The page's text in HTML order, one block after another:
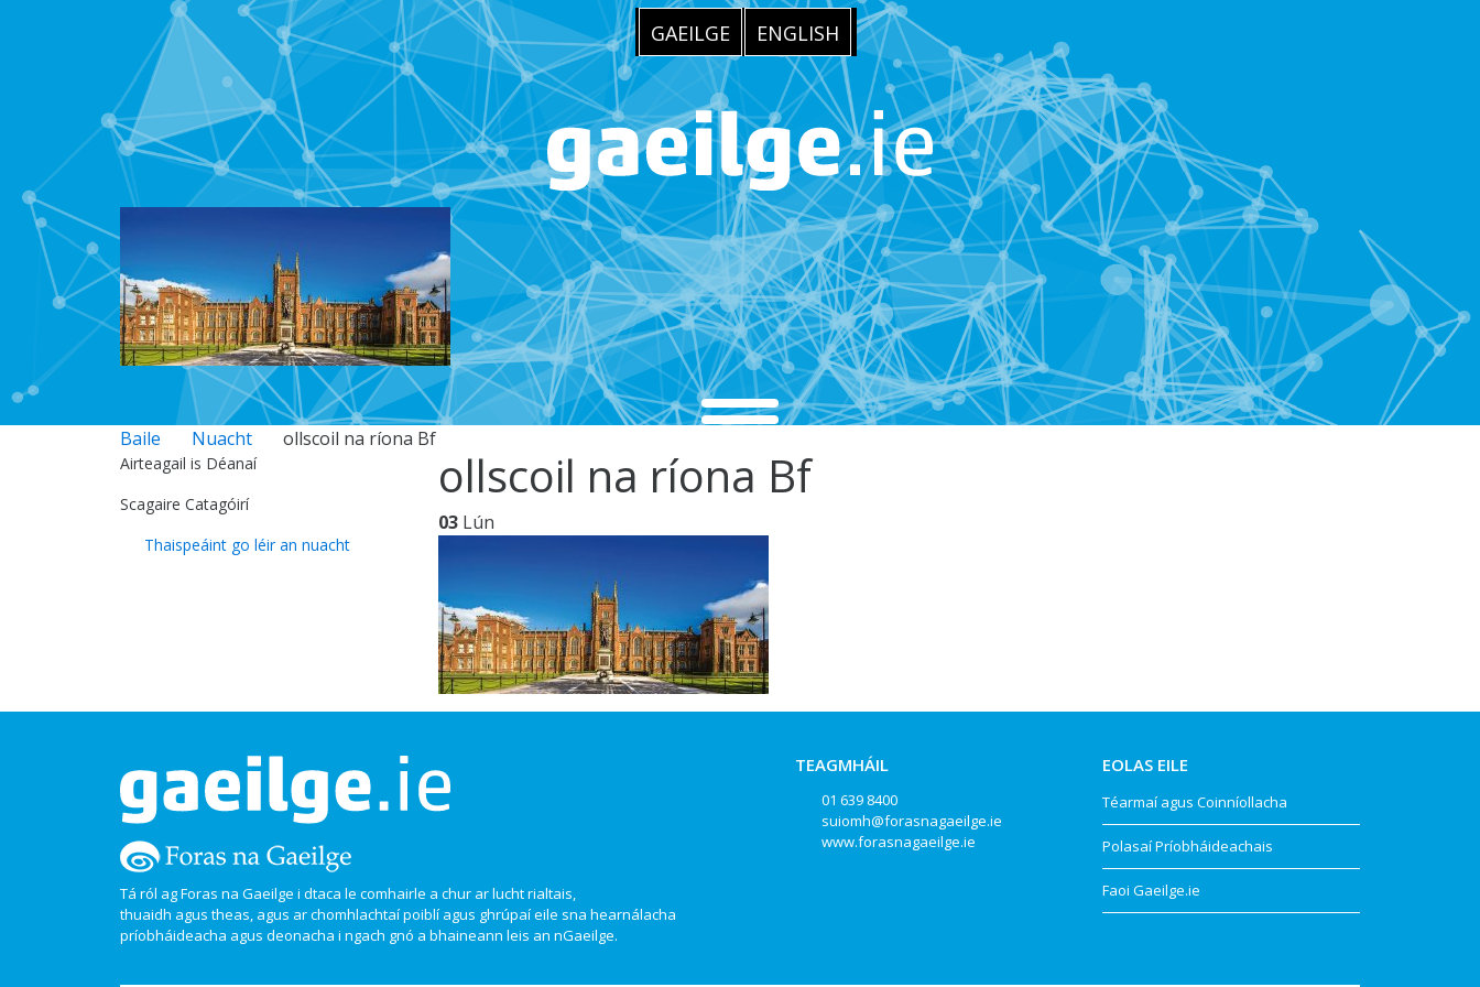
GAEILGE ENGLISH
Baile Nuacht ollscoil na ríona Bf
ollscoil na ríona Bf
03 Lún
Airteagail is Déanaí
Scagaire Catagóirí
Thaispeáint go léir an nuacht
Tá ról ag Foras na Gaeilge i dtaca le comhairle a chur ar lucht rialtais,
thuaidh agus theas, agus ar chomhlachtaí poiblí agus ghrúpaí eile sna hearnálacha
príobháideacha agus deonacha i ngach gnó a bhaineann leis an nGaeilge.
TEAGMHÁIL
01 639 8400
suiomh@forasnagaeilge.ie
www.forasnagaeilge.ie
EOLAS EILE
Téarmaí agus Coinníollacha
Polasaí Príobháideachais
Faoi Gaeilge.ie